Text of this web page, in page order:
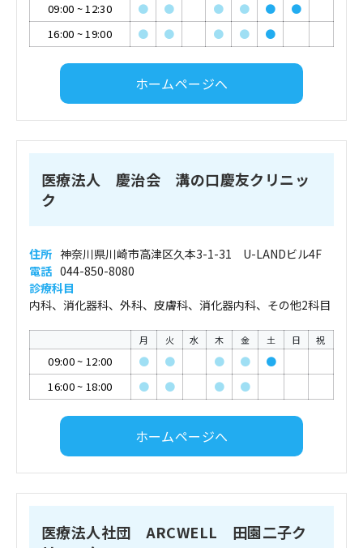
09:00 ~12:30 ● ● ● ● ●
●
16:00 ~19:00 ● ● ● ● ●
ホームページへ
医療法人 慶治会 溝の口慶友クリニッ
ク
住所 神奈川県川崎市高津区久本3-1-31 U-LANDビル4F
電話 044-850-8080
診療科目
内科、消化器科、外科、皮膚科、消化器内科、その他2科目
月 火 水 木 金 土 日 祝
09:00~ 12:00 ● ● ● ●
●
16:00~ 18:00 ● ● ● ●
ホームページへ
医療法人社団 ARCWELL 田園二子ク